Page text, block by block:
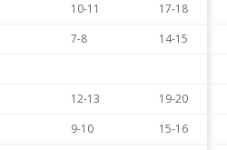
10-11
17-18
7-8
14-15
12-13
19-20
9-10
15-16